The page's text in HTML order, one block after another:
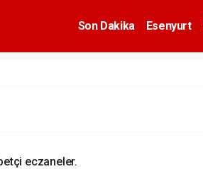
Son Dakika Esenyurt
eczaneler.